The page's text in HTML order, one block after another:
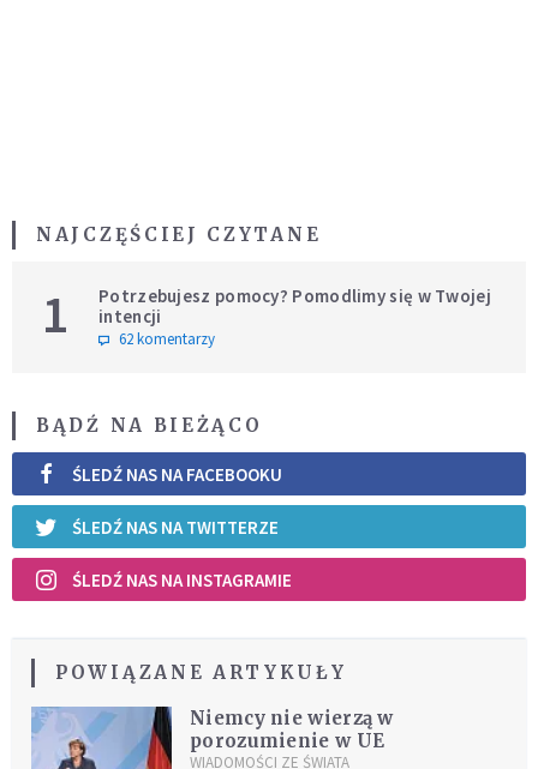
NAJCZĘŚCIEJ CZYTANE
1
Potrzebujesz pomocy? Pomodlimy się w Twojej
intencji
62 komentarzy
BĄDŹ NA BIEŻĄCO
ŚLEDŹ NAS NA FACEBOOKU
ŚLEDŹ NAS NA TWITTERZE
ŚLEDŹ NAS NA INSTAGRAMIE
POWIĄZANE ARTYKUŁY
Niemcy nie wierzą w
porozumienie w UE
WIADOMOŚCI ZE ŚWIATA